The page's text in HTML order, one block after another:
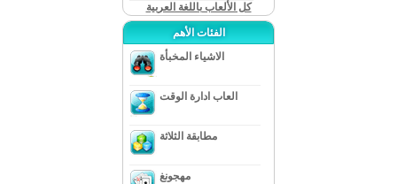
كل الألعاب باللغة العربية
الفئات الأهم
الاشياء المخبأة
العاب ادارة الوقت
مطابقة الثلاثة
مهجونغ